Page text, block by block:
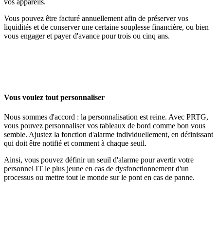
vos appareils.
Vous pouvez être facturé annuellement afin de préserver vos
liquidités et de conserver une certaine souplesse financière, ou bien
vous engager et payer d'avance pour trois ou cinq ans.
Vous voulez tout personnaliser
Nous sommes d'accord : la personnalisation est reine. Avec PRTG,
vous pouvez personnaliser vos tableaux de bord comme bon vous
semble. Ajustez la fonction d'alarme individuellement, en définissant
qui doit être notifié et comment à chaque seuil.
Ainsi, vous pouvez définir un seuil d'alarme pour avertir votre
personnel IT le plus jeune en cas de dysfonctionnement d'un
processus ou mettre tout le monde sur le pont en cas de panne.